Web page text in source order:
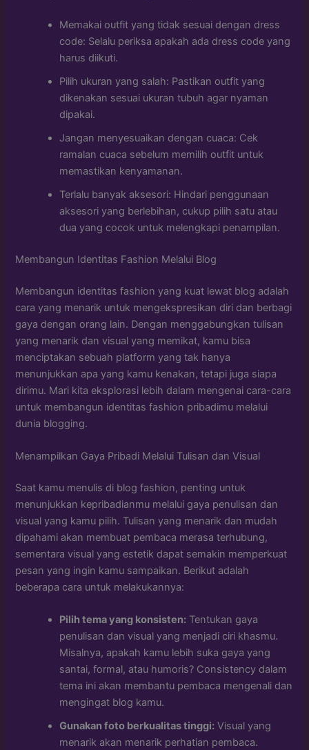
Memakai outfit yang tidak sesuai dengan dress
code: Selalu periksa apakah ada dress code yang
harus diikuti.
Pilih ukuran yang salah: Pastikan outfit yang
dikenakan sesuai ukuran tubuh agar nyaman
dipakai.
Jangan menyesuaikan dengan cuaca: Cek
ramalan cuaca sebelum memilih outfit untuk
memastikan kenyamanan.
Terlalu banyak aksesori: Hindari penggunaan
aksesori yang berlebihan, cukup pilih satu atau
dua yang cocok untuk melengkapi penampilan.
Membangun Identitas Fashion Melalui Blog
Membangun identitas fashion yang kuat lewat blog adalah
cara yang menarik untuk mengekspresikan diri dan berbagi
gaya dengan orang lain. Dengan menggabungkan tulisan
yang menarik dan visual yang memikat, kamu bisa
menciptakan sebuah platform yang tak hanya
menunjukkan apa yang kamu kenakan, tetapi juga siapa
dirimu. Mari kita eksplorasi lebih dalam mengenai cara-cara
untuk membangun identitas fashion pribadimu melalui
dunia blogging.
Menampilkan Gaya Pribadi Melalui Tulisan dan Visual
Saat kamu menulis di blog fashion, penting untuk
menunjukkan kepribadianmu melalui gaya penulisan dan
visual yang kamu pilih. Tulisan yang menarik dan mudah
dipahami akan membuat pembaca merasa terhubung,
sementara visual yang estetik dapat semakin memperkuat
pesan yang ingin kamu sampaikan. Berikut adalah
beberapa cara untuk melakukannya:
Pilih tema yang konsisten: Tentukan gaya
penulisan dan visual yang menjadi ciri khasmu.
Misalnya, apakah kamu lebih suka gaya yang
santai, formal, atau humoris? Consistency dalam
tema ini akan membantu pembaca mengenali dan
mengingat blog kamu.
Gunakan foto berkualitas tinggi: Visual yang
menarik akan menarik perhatian pembaca.